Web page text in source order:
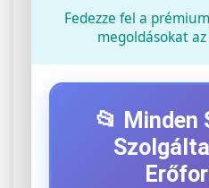
Fedezze fel a
megoldásokat
📂 Minden